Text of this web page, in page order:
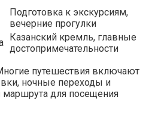
Подготовка к экскурсиям,
вечерние прогулки
Казанский кремль, главные
достопримечательности
путешествия включают
ночные переходы и
для посещения